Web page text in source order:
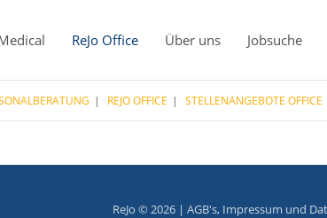
ReJo Office Über uns Jobsuche
REJO OFFICE STELLENANGEBOTE OFFICE
ReJo © 2026 | AGB's, Impressum und